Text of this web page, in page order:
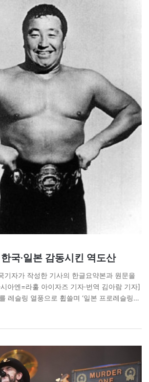
국·일본 감동시킨 역도산
기자가 작성한 기사의 한글요약본과 원문을
아엔=라훌 아이자즈 기자·번역 김아람 기자]
레슬링 열풍으로 휩쓸며 ‘일본 프로레슬링의
어난 그의 본명은 김신락으로, 고아로 생활하
들어가게 된다. 이후 일본 전통스포츠 스모